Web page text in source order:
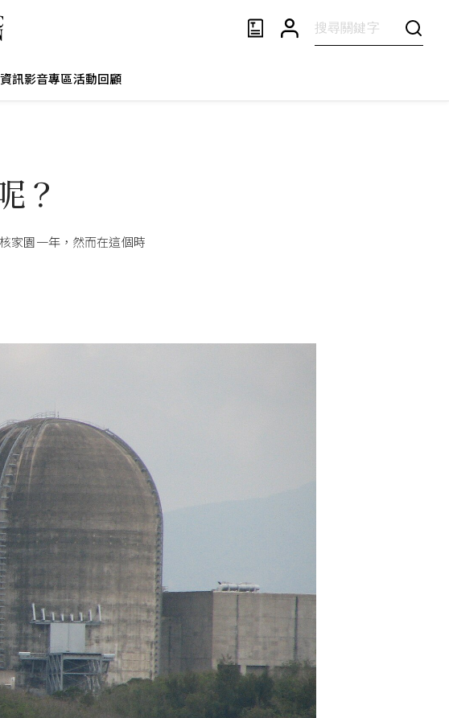
訊影音專區活動回顧
？
家園一年，然而在這個時